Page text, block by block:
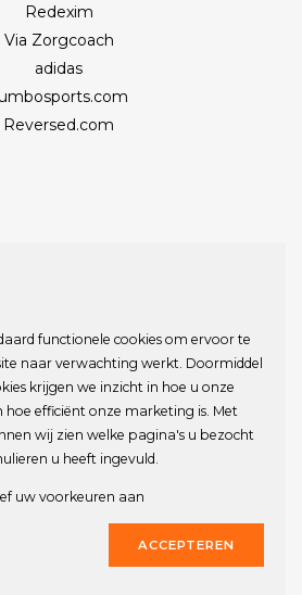
Redexim
Via Zorgcoach
adidas
Reversed.com
Vereniging van Golfspelende
Journalisten.
voorbehouden.
werd gerealiseerd doorDirk
functionele cookies om ervoor te
naar verwachting werkt. Doormiddel
krijgen we inzicht in hoe u onze
efficiënt onze marketing is. Met
wij zien welke pagina's u bezocht
u heeft ingevuld.
uw voorkeuren aan
ACCEPTEREN